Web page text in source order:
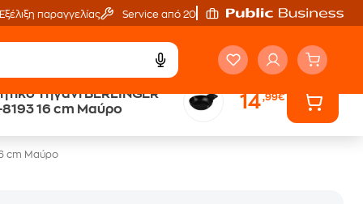
Εξέλιξη παραγγελίας Service από 20'
Τηγάνι BERLINGER
8193 16 cm Μαύρο
14,99€
Public επιστροφή €
cm Μαύρο